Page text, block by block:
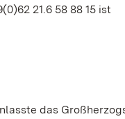
21.6 58 88 15 ist
das